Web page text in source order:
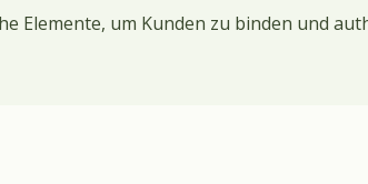
um Kunden zu binden und